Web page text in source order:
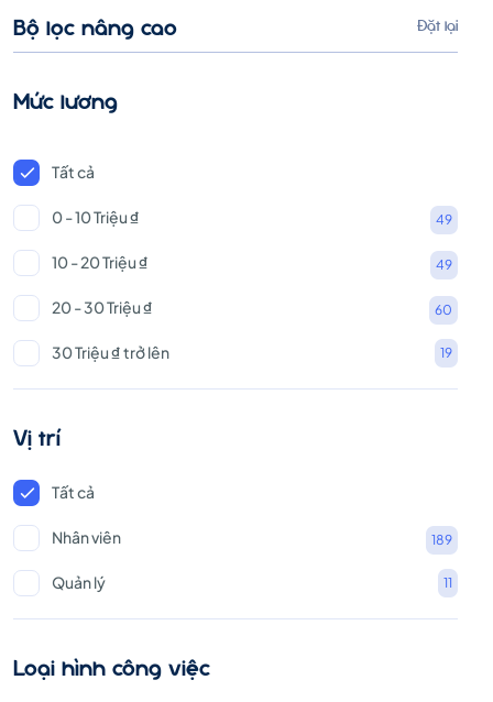
&
Nhúng)
Bộ lọc nâng cao Đặt lại
Mức lương
Tất cả
0 - 10 Triệu ₫ 49
10 - 20 Triệu ₫ 49
20 - 30 Triệu ₫ 60
30 Triệu ₫ trở lên 19
Vị trí
Tất cả
Nhân viên 189
Quản lý 11
Loại hình công việc